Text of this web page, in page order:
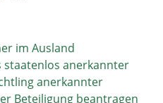
im Ausland
staatenlos anerkannter
anerkannter
Beteiligung beantragen